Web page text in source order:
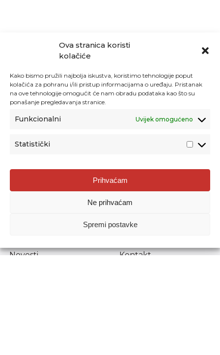
Ova stranica koristi
kolačiće
Kako bismo pružili najbolja iskustva, koristimo tehnologije poput
kolačića za pohranu i/ili pristup informacijama o uređaju. Pristanak
na ove tehnologije omogućit će nam obradu podataka kao što su
ponašanje pregledavanja stranice.
Funkcionalni Uvijek omogućeno
Statistički
Prihvaćam
Ne prihvaćam
Spremi postavke
Agencija za odgoj i obrazovanje
Donje Svetice 38, 10000 Zagreb
1778129
Prenošenje sadržaja dopušteno je uz navođenje izvora.
Novosti
Kontakt